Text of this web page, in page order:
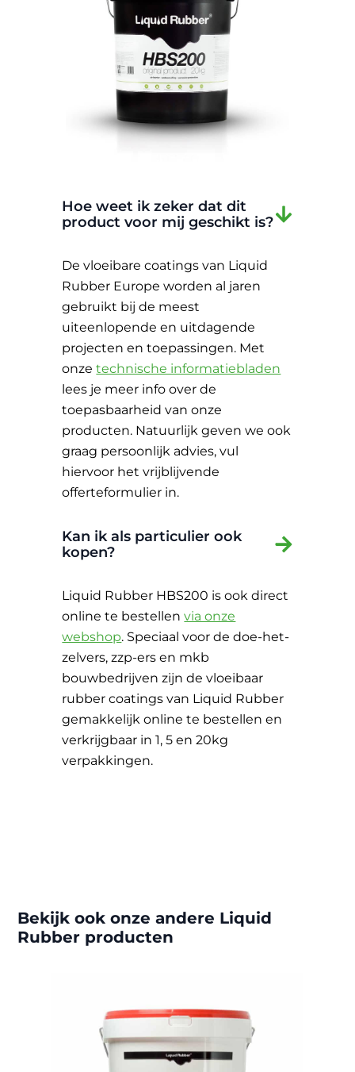
Hoe weet ik zeker dat dit
product voor mij geschikt is?
De vloeibare coatings van Liquid
Rubber Europe worden al jaren
gebruikt bij de meest
uiteenlopende en uitdagende
projecten en toepassingen. Met
onzetechnische informatiebladen
lees je meer info over de
toepasbaarheid van onze
producten. Natuurlijk geven we ook
graag persoonlijk advies, vul
hiervoor het vrijblijvende
offerteformulier in.
Kan ik als particulier ook
kopen?
Liquid Rubber HBS200 is ook direct
online te bestellenvia onze
webshop. Speciaal voor de doe-het-
zelvers, zzp-ers en mkb
bouwbedrijven zijn de vloeibaar
rubber coatings van Liquid Rubber
gemakkelijk online te bestellen en
verkrijgbaar in 1, 5 en 20kg
verpakkingen.
Bekijk ook onze andere Liquid
Rubber producten